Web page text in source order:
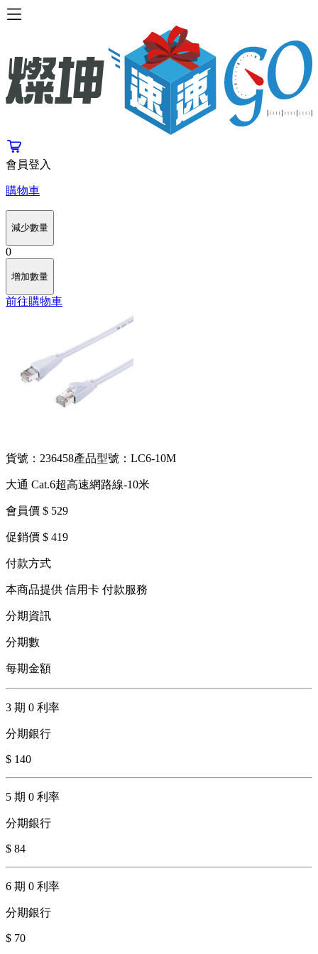
會員登入
購物車
減少數量
0
增加數量
前往購物車
貨號：236458產品型號：LC6-10M
大通 Cat.6超高速網路線-10米
會員價 $ 529
促銷價 $ 419
付款方式
本商品提供 信用卡 付款服務
分期資訊
分期數
每期金額
3 期 0 利率
分期銀行
$ 140
5 期 0 利率
分期銀行
$ 84
6 期 0 利率
分期銀行
$ 70